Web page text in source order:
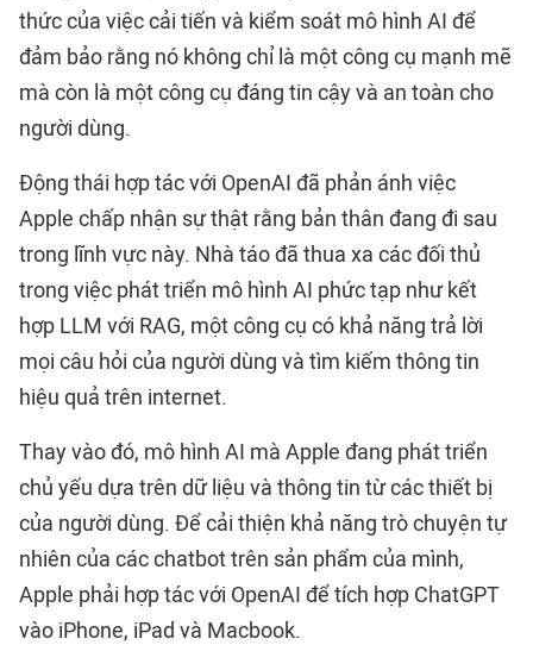
thức của việc cải tiến và kiểm soát mô hình AI để
đảm bảo rằng nó không chỉ là một công cụ mạnh mẽ
mà còn là một công cụ đáng tin cậy và an toàn cho
người dùng.
Động thái hợp tác với OpenAI đã phản ánh việc
Apple chấp nhận sự thật rằng bản thân đang đi sau
trong lĩnh vực này. Nhà táo đã thua xa các đối thủ
trong việc phát triển mô hình AI phức tạp như kết
hợp LLM với RAG, một công cụ có khả năng trả lời
mọi câu hỏi của người dùng và tìm kiếm thông tin
hiệu quả trên internet.
Thay vào đó, mô hình AI mà Apple đang phát triển
chủ yếu dựa trên dữ liệu và thông tin từ các thiết bị
của người dùng. Để cải thiện khả năng trò chuyện tự
nhiên của các chatbot trên sản phẩm của mình,
Apple phải hợp tác với OpenAI để tích hợp ChatGPT
vào iPhone, iPad và Macbook.